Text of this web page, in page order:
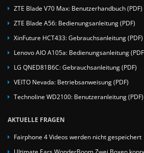
ZTE Blade V70 Max: Benutzerhandbuch (PDF)
ZTE Blade A56: Bedienungsanleitung (PDF)
XinFuture HCT433: Gebrauchsanleitung (PDF)
Lenovo AIO A105a: Bedienungsanleitung
LG QNED81B6C: Gebrauchsanleitung (PDF)
VEITO Nevada: Betriebsanweisung (PDF)
Technoline WD2100: Benutzeranleitung (PDF)
AKTUELLE FRAGEN
Fairphone 4 Videos werden nicht gespeichert